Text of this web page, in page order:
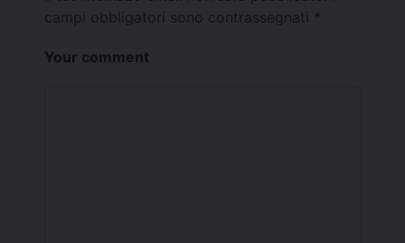
campi obbligatori sono contrassegnati *
Your comment